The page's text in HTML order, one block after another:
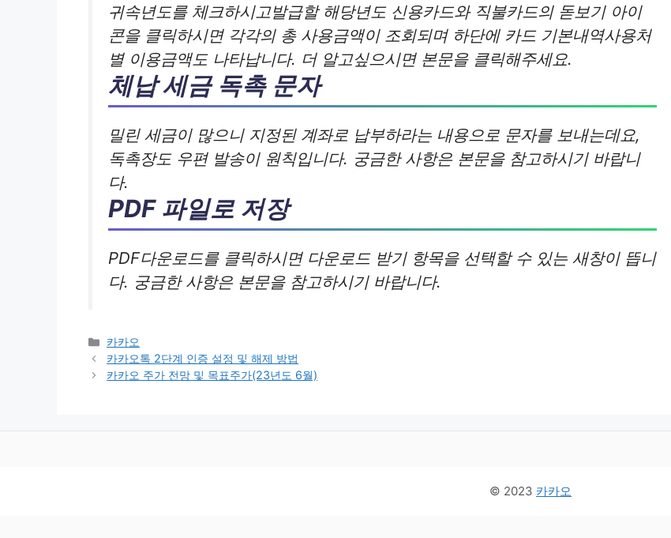
귀속년도를 체크하시고발급할 해당년도 신용카드와 직불카드의 돋보기 아이
콘을 클릭하시면 각각의 총 사용금액이 조회되며 하단에 카드 기본내역사용처
별 이용금액도 나타납니다. 더 알고싶으시면 본문을 클릭해주세요.
체납 세금 독촉 문자
밀린 세금이 많으니 지정된 계좌로 납부하라는 내용으로 문자를 보내는데요,
독촉장도 우편 발송이 원칙입니다. 궁금한 사항은 본문을 참고하시기 바랍니
다.
PDF 파일로 저장
PDF다운로드를 클릭하시면 다운로드 받기 항목을 선택할 수 있는 새창이 뜹니
다. 궁금한 사항은 본문을 참고하시기 바랍니다.
카
테
고
카카오
카카오톡 2단계 인증 설정 및 해제 방법
카카오 주가 전망 및 목표주가(23년도 6월)
© 2023 카카오